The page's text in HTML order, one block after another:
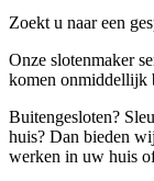
Zoekt u naar een
Onze slotenmaker
komen onmiddellijk
Buitengesloten?
huis? Dan bieden
werken in uw huis